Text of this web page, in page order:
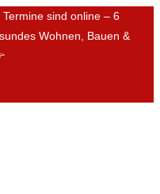
Termine sind online – 6
Wohnen, Bauen &